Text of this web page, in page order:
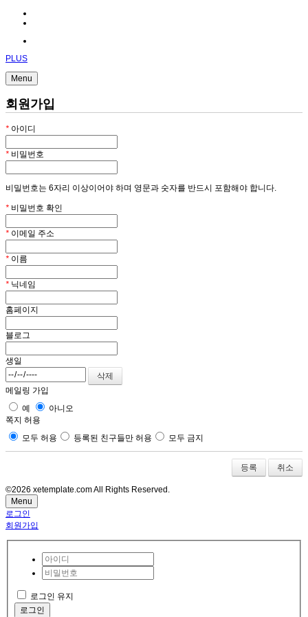
PLUS
Menu
회원가입
* 아이디
* 비밀번호
비밀번호는 6자리 이상이어야 하며 영문과 숫자를 반드시 포함해야 합니다.
* 비밀번호 확인
* 이메일 주소
* 이름
* 닉네임
홈페이지
블로그
생일
메일링 가입
예
아니오
쪽지 허용
모두 허용
등록된 친구들만 허용 모두 금지
취소
©2026 xetemplate.com All Rights Reserved.
Menu
로그인
회원가입
로그인 유지
로그인